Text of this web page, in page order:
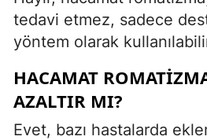
tedavi etmez, sadece
yöntem olarak
HACAMAT
AZALTIR MI?
Evet, bazı hastalarda